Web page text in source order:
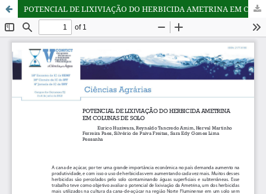
POTENCIAL DE LIXIVIAÇÃO DO HERBICIDA AMETRINA EM COLUNAS DE SOLO